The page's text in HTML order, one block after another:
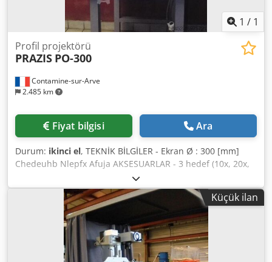
1 / 1
Contamine-sur-Arve
2.485 km
Profil projektörü
PRAZIS PO-300
Fiyat bilgisi Ara
Durum: ikinci el, TEKNİK BİLGİLER - Ekran Ø : 300 [mm]
Chedeuhb Nlepfx Afuja AKSESUARLAR - 3 hedef (10x, 20x,
Küçük ilan